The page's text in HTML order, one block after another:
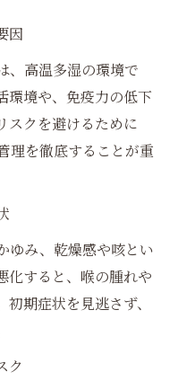
因
、高温多湿の環境で
環境や、免疫力の低下
スクを避けるために
理を徹底することが重
ゆみ、乾燥感や咳とい
化すると、喉の腫れや
期症状を見逃さず、
ク